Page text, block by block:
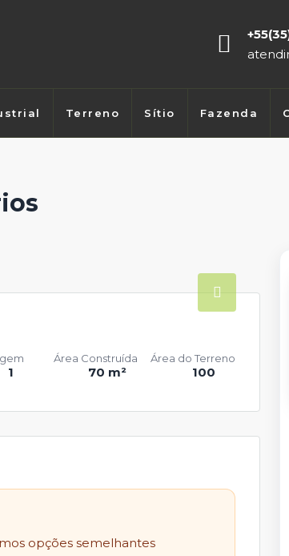
Terreno Sítio Fazenda
1 70 m²
Área Construída
100
Área do Terreno
opções semelhantes